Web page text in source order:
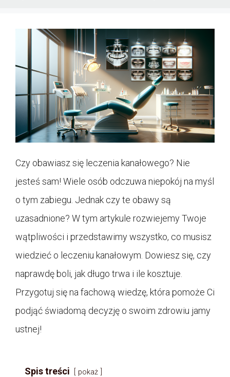
Czy obawiasz się leczenia kanałowego? Nie
jesteś sam! Wiele osób odczuwa niepokój na myśl
o tym zabiegu. Jednak czy te obawy są
uzasadnione? W tym artykule rozwiejemy Twoje
wątpliwości i przedstawimy wszystko, co musisz
wiedzieć o leczeniu kanałowym. Dowiesz się, czy
naprawdę boli, jak długo trwa i ile kosztuje.
Przygotuj się na fachową wiedzę, która pomoże Ci
podjąć świadomą decyzję o swoim zdrowiu jamy
ustnej!
Spis treści pokaż